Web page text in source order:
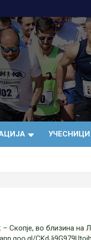
– Шри
УЧЕСНИЦИ
– Скопје, во близина на